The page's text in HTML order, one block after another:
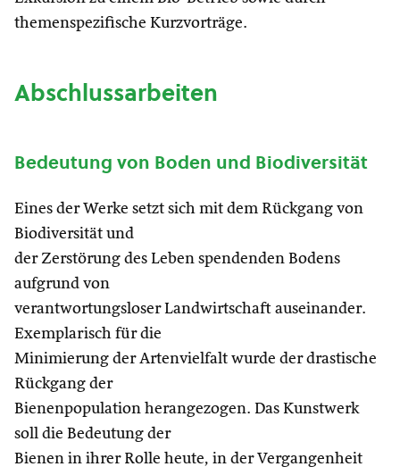
themenspezifische Kurzvorträge.
Abschlussarbeiten
Bedeutung von Boden und Biodiversität
Eines der Werke setzt sich mit dem Rückgang von
Biodiversität und
der Zerstörung des Leben spendenden Bodens
aufgrund von
verantwortungsloser Landwirtschaft auseinander.
Exemplarisch für die
Minimierung der Artenvielfalt wurde der drastische
Rückgang der
Bienenpopulation herangezogen. Das Kunstwerk
soll die Bedeutung der
Bienen in ihrer Rolle heute, in der Vergangenheit